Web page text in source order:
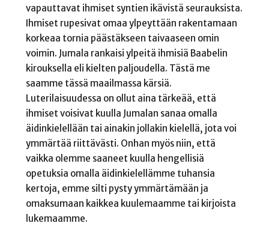
vapauttavat ihmiset syntien ikävistä seurauksista.
Ihmiset rupesivat omaa ylpeyttään rakentamaan
korkeaa tornia päästäkseen taivaaseen omin
voimin. Jumala rankaisi ylpeitä ihmisiä Baabelin
kirouksella eli kielten paljoudella. Tästä me
saamme tässä maailmassa kärsiä.
Luterilaisuudessa on ollut aina tärkeää, että
ihmiset voisivat kuulla Jumalan sanaa omalla
äidinkielellään tai ainakin jollakin kielellä, jota voi
ymmärtää riittävästi. Onhan myös niin, että
vaikka olemme saaneet kuulla hengellisiä
opetuksia omalla äidinkielellämme tuhansia
kertoja, emme silti pysty ymmärtämään ja
omaksumaan kaikkea kuulemaamme tai kirjoista
lukemaamme.